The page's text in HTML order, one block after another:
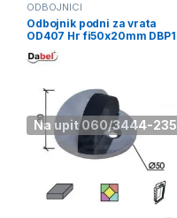
Na upit 060/3444-235
ODBOJNICI
Odbojnik podni za vrata
OD407 Hr fi50x20mm DBP1
3339001